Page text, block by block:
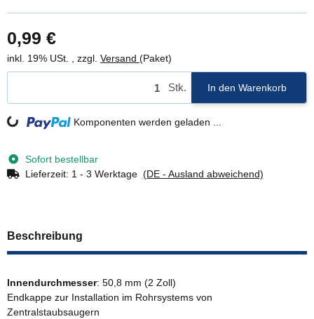
0,99 €
inkl. 19% USt. , zzgl. Versand (Paket)
Stk. In den Warenkorb
Loading... Komponenten werden geladen ...
Sofort bestellbar
Lieferzeit: 1 - 3 Werktage (DE - Ausland abweichend)
Beschreibung
Innendurchmesser: 50,8 mm (2 Zoll)
Endkappe zur Installation im Rohrsystems von
Zentralstaubsaugern